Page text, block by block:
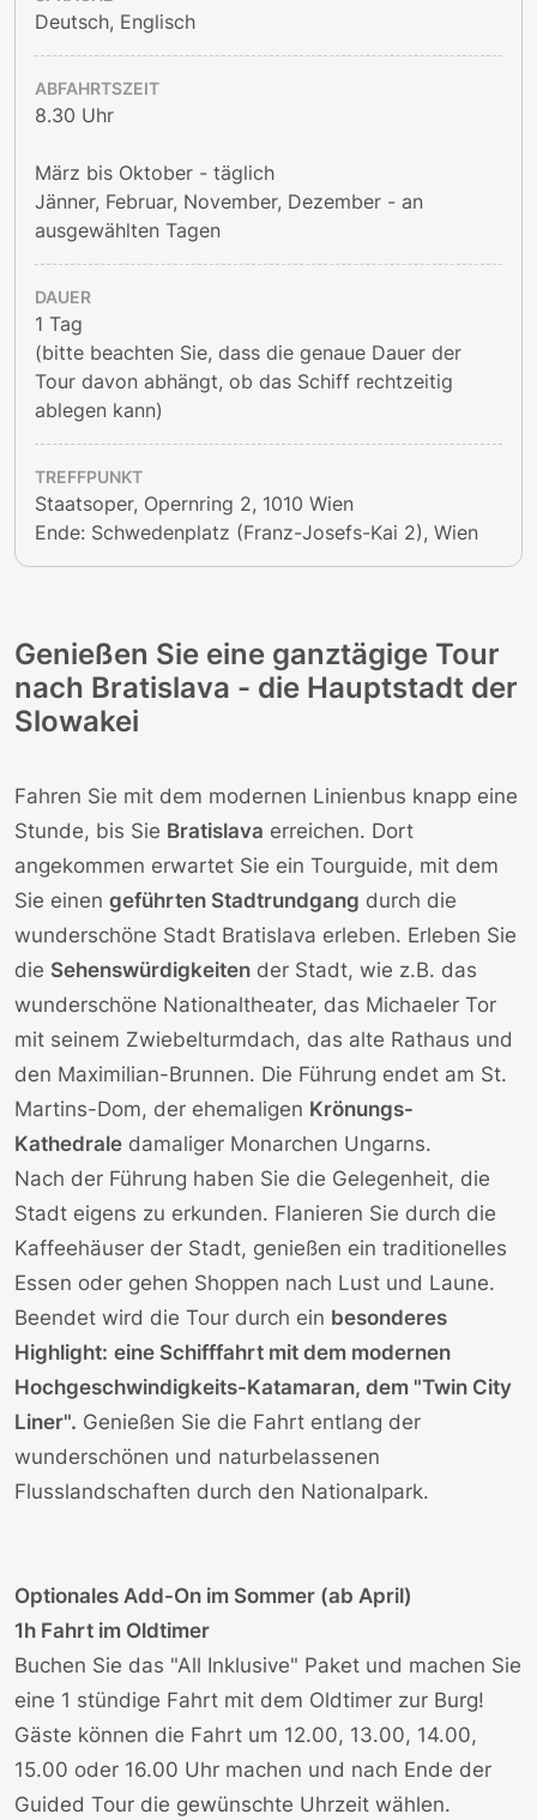
Deutsch, Englisch
ABFAHRTSZEIT
8.30 Uhr
März bis Oktober - täglich
Jänner, Februar, November, Dezember - an
ausgewählten Tagen
DAUER
1 Tag
(bitte beachten Sie, dass die genaue Dauer der
Tour davon abhängt, ob das Schiff rechtzeitig
ablegen kann)
TREFFPUNKT
Staatsoper, Opernring 2, 1010 Wien
Ende: Schwedenplatz (Franz-Josefs-Kai 2), Wien
Genießen Sie eine ganztägige Tour
nach Bratislava - die Hauptstadt der
Slowakei
Fahren Sie mit dem modernen Linienbus knapp eine
Stunde, bis Sie Bratislava erreichen. Dort
angekommen erwartet Sie ein Tourguide, mit dem
Sie einen geführten Stadtrundgang durch die
wunderschöne Stadt Bratislava erleben. Erleben Sie
die Sehenswürdigkeiten der Stadt, wie z.B. das
wunderschöne Nationaltheater, das Michaeler Tor
mit seinem Zwiebelturmdach, das alte Rathaus und
den Maximilian-Brunnen. Die Führung endet am St.
Martins-Dom, der ehemaligen Krönungs-
Kathedrale damaliger Monarchen Ungarns.
Nach der Führung haben Sie die Gelegenheit, die
Stadt eigens zu erkunden. Flanieren Sie durch die
Kaffeehäuser der Stadt, genießen ein traditionelles
Essen oder gehen Shoppen nach Lust und Laune.
Beendet wird die Tour durch ein besonderes
Highlight: eine Schifffahrt mit dem modernen
Hochgeschwindigkeits-Katamaran, dem "Twin City
Liner". Genießen Sie die Fahrt entlang der
wunderschönen und naturbelassenen
Flusslandschaften durch den Nationalpark.
Optionales Add-On im Sommer (ab April)
1h Fahrt im Oldtimer
Buchen Sie das "All Inklusive" Paket und machen Sie
eine 1 stündige Fahrt mit dem Oldtimer zur Burg!
Gäste können die Fahrt um 12.00, 13.00, 14.00,
15.00 oder 16.00 Uhr machen und nach Ende der
Guided Tour die gewünschte Uhrzeit wählen.